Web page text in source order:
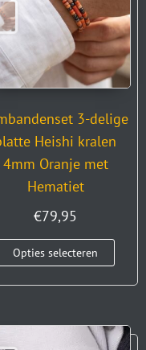
3-delige
Heishi kralen
4mm Oranje met
Hematiet
€79,95
Opties selecteren